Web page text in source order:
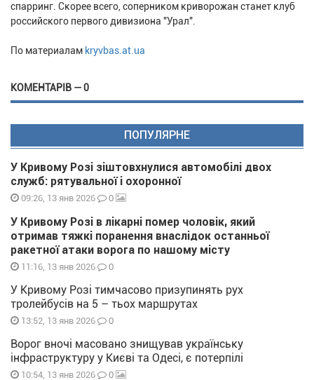
спарринг. Скорее всего, соперником криворожан станет клуб
российского первого дивизиона "Урал".
По материалам kryvbas.at.ua
КОМЕНТАРІВ — 0
ПОПУЛЯРНЕ
У Кривому Розі зіштовхнулися автомобілі двох
служб: рятувальної і охоронної
09:26, 13 янв 2026 0
У Кривому Розі в лікарні помер чоловік, який
отримав тяжкі поранення внаслідок останньої
ракетної атаки ворога по нашому місту
11:16, 13 янв 2026 0
У Кривому Розі тимчасово призупинять рух
тролейбусів на 5 – тьох маршрутах
13:52, 13 янв 2026 0
Ворог вночі масовано знищував українську
інфраструктуру у Києві та Одесі, є потерпілі
10:54, 13 янв 2026 0